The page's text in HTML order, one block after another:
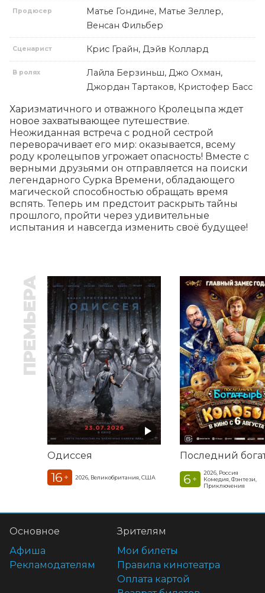
Продюсер
Матье Гондине, Матье Зеллер,
Венсан Фильбер
Сценарист Крис Грайн, Дэйв Коллард
В ролях
Лайла Берзиньш, Джо Охман,
Джордан Тартаков, Кристофер Басс
Харизматичного и отважного Кролецыпа ждет
новое захватывающее путешествие.
Неожиданная встреча с родной сестрой
переворачивает его мир: оказывается, всему
роду кролецыпов угрожает опасность! Вместе с
верными друзьями он отправляется на поиски
легендарного Сурка Времени, обладающего
магической способностью обращать время
вспять. Теперь им предстоит раскрыть тайны
прошлого, пройти через удивительные
испытания и навсегда изменить своё будущее!
ПРЕМЬЕРА
Одиссея
16 + 2026, Великобритания, США 6 +
2026, Россия
Комедия, Фэнтези,
Приключения
Основное
Афиша
Рекламодателям
Зрителям
Мои билеты
Правила кинотеатра
Оплата картой